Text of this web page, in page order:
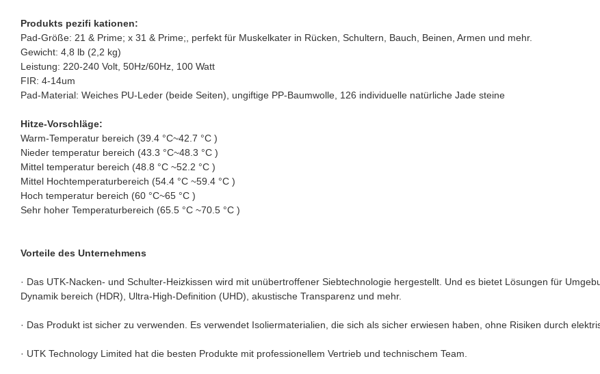
Produkts pezifi kationen:
Pad-Größe: 21 & Prime; x 31 & Prime;, perfekt für Muskelkater in Rücken, Schultern, Bauch, Beinen, Armen und mehr.
Gewicht: 4,8 lb (2,2 kg)
Leistung: 220-240 Volt, 50Hz/60Hz, 100 Watt
FIR: 4-14um
Pad-Material: Weiches PU-Leder (beide Seiten), ungiftige PP-Baumwolle, 126 individuelle natürliche Jade steine
Hitze-Vorschläge:
Warm-Temperatur bereich (39.4 °C~42.7 °C )
Nieder temperatur bereich (43.3 °C~48.3 °C )
Mittel temperatur bereich (48.8 °C ~52.2 °C )
Mittel Hochtemperaturbereich (54.4 °C ~59.4 °C )
Hoch temperatur bereich (60 °C~65 °C )
Sehr hoher Temperaturbereich (65.5 °C ~70.5 °C )
Vorteile des Unternehmens
· Das UTK-Nacken- und Schulter-Heizkissen wird mit unübertroffener Siebtechnologie hergestellt. Und es bietet Lösungen für
Dynamik bereich (HDR), Ultra-High-Definition (UHD), akustische Transparenz und mehr.
· Das Produkt ist sicher zu verwenden. Es verwendet Isoliermaterialien, die sich als sicher erwiesen haben, ohne Risiken durch
· UTK Technology Limited hat die besten Produkte mit professionellem Vertrieb und technischem Team.